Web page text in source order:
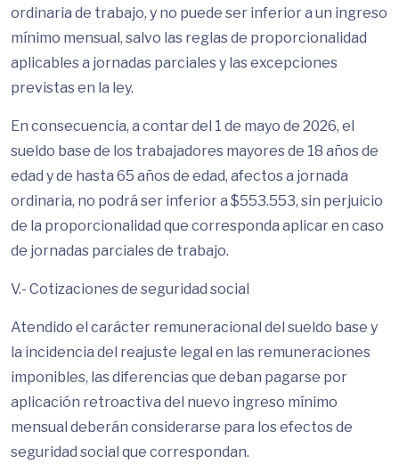
ordinaria de trabajo, y no puede ser inferior a un ingreso
mínimo mensual, salvo las reglas de proporcionalidad
aplicables a jornadas parciales y las excepciones
previstas en la ley.
En consecuencia, a contar del 1 de mayo de 2026, el
sueldo base de los trabajadores mayores de 18 años de
edad y de hasta 65 años de edad, afectos a jornada
ordinaria, no podrá ser inferior a $553.553, sin perjuicio
de la proporcionalidad que corresponda aplicar en caso
de jornadas parciales de trabajo.
V.- Cotizaciones de seguridad social
Atendido el carácter remuneracional del sueldo base y
la incidencia del reajuste legal en las remuneraciones
imponibles, las diferencias que deban pagarse por
aplicación retroactiva del nuevo ingreso mínimo
mensual deberán considerarse para los efectos de
seguridad social que correspondan.